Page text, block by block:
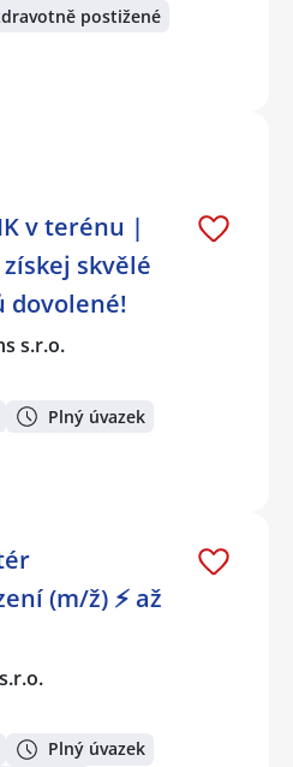
postižené
v terénu |
získej skvělé
dovolené!
s.r.o.
Plný úvazek
(m/ž) ⚡ až
Plný úvazek